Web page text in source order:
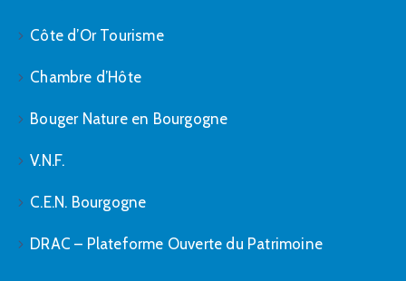
Côte d’Or Tourisme
Chambre d’Hôte
Bouger Nature en Bourgogne
V.N.F.
C.E.N. Bourgogne
DRAC – Plateforme Ouverte du Patrimoine